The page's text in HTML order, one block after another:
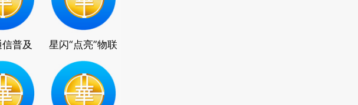
普及 星闪“点亮”物联